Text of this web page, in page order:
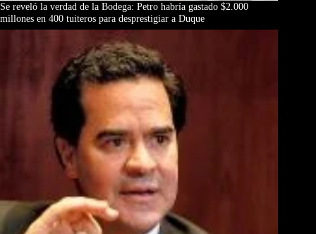
Se reveló la verdad de la Bodega: Petro habría gastado $2.000
millones en 400 tuiteros para desprestigiar a Duque